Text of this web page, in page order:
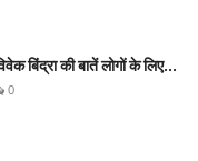
बिंद्रा की बातें लोगों के लिए...
0